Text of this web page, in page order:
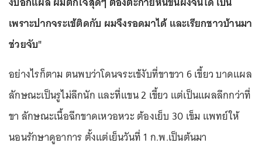
เพราะปากจระเข้ติดกับ ผมจึงรอดมาได้ และเรียกชาวบ้านมา
ช่วยจับ"
อย่างไรก็ตาม ตนพบว่าโดนจระเข้งับที่ขาขวา 6 เขี้ยว บาดแผล
ลักษณะเป็นรูไม่ลึกนัก และที่แขน 2 เขี้ยว แต่เป็นแผลลึกกว่าที่
ขา ลักษณะเนื้อฉีกขาดเหวอหวะ ต้องเย็บ 30 เข็ม แพทย์ให้
นอนรักษาดูอาการ ตั้งแต่เย็นวันที่ 1 ก.พ.เป็นต้นมา